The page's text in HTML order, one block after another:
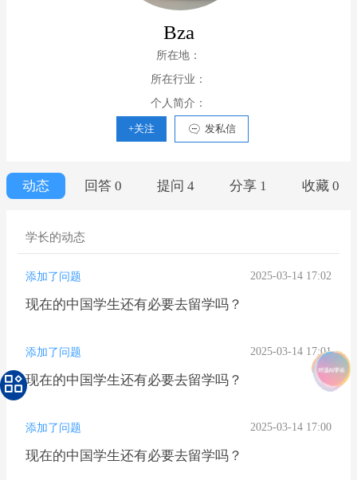
Bza
所在地：
所在行业：
个人简介：
+关注 发私信
动态 回答 0 提问 4 分享 1 收藏 0
学长的动态
添加了问题 2025-03-14 17:02
现在的中国学生还有必要去留学吗？
添加了问题 2025-03-14 17:01
现在的中国学生还有必要去留学吗？
添加了问题 2025-03-14 17:00
现在的中国学生还有必要去留学吗？